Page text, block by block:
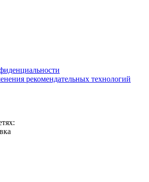
рекомендательных технологий